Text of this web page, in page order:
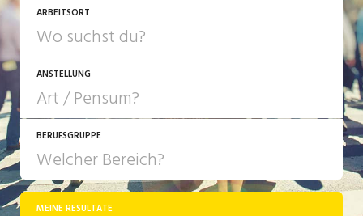
ARBEITSORT
ANSTELLUNG
JOB-TYP
Festanstellung
BERUFSGRUPPE
MEINE RESULTATE